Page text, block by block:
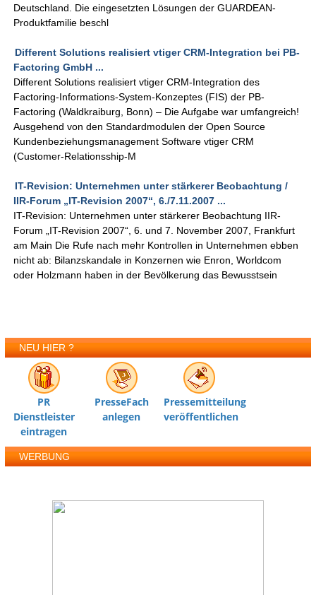
Deutschland. Die eingesetzten Lösungen der GUARDEAN-
Produktfamilie beschl
Different Solutions realisiert vtiger CRM-Integration bei PB-
Factoring GmbH ...
Different Solutions realisiert vtiger CRM-Integration des
Factoring-Informations-System-Konzeptes (FIS) der PB-
Factoring (Waldkraiburg, Bonn) – Die Aufgabe war umfangreich!
Ausgehend von den Standardmodulen der Open Source
Kundenbeziehungsmanagement Software vtiger CRM
(Customer-Relationsship-M
IT-Revision: Unternehmen unter stärkerer Beobachtung /
IIR-Forum „IT-Revision 2007“, 6./7.11.2007 ...
IT-Revision: Unternehmen unter stärkerer Beobachtung IIR-
Forum „IT-Revision 2007“, 6. und 7. November 2007, Frankfurt
am Main Die Rufe nach mehr Kontrollen in Unternehmen ebben
nicht ab: Bilanzskandale in Konzernen wie Enron, Worldcom
oder Holzmann haben in der Bevölkerung das Bewusstsein
NEU HIER ?
PR
Dienstleister
eintragen
PresseFach
anlegen
Pressemitteilung
veröffentlichen
WERBUNG